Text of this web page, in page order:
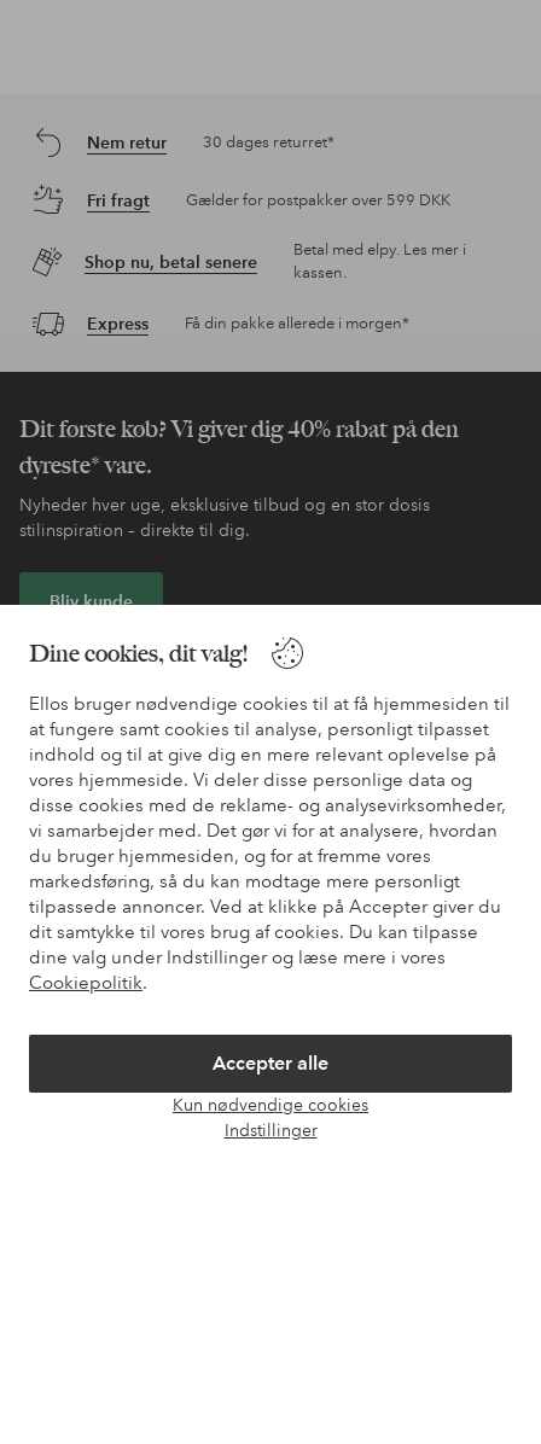
Dine cookies, dit valg!
Ellos bruger nødvendige cookies til at få hjemmesiden til
at fungere samt cookies til analyse, personligt tilpasset
indhold og til at give dig en mere relevant oplevelse på
vores hjemmeside. Vi deler disse personlige data og
disse cookies med de reklame- og analysevirksomheder,
vi samarbejder med. Det gør vi for at analysere, hvordan
du bruger hjemmesiden, og for at fremme vores
markedsføring, så du kan modtage mere personligt
tilpassede annoncer. Ved at klikke på Accepter giver du
dit samtykke til vores brug af cookies. Du kan tilpasse
dine valg under Indstillinger og læse mere i vores
Cookiepolitik.
Accepter alle
Kun nødvendige cookies
Indstillinger
Nem retur 30 dages returret*
Fri fragt Gælder for postpakker over 599 DKK
Shop nu, betal senere
Betal med elpy. Les mer i
kassen.
Express Få din pakke allerede i morgen*
Dit første køb? Vi giver dig 40% rabat på den
dyreste* vare.
Nyheder hver uge, eksklusive tilbud og en stor dosis
stilinspiration – direkte til dig.
Bliv kunde
* Se tilbudsbetingelser ved registrering
Har du brug for hjælp?
Du kan finde svar på de oftest stillede spørgsmål i vores FAQ.
Du kan også finde oplysninger om, hvordan du kontakter os.
Kundeservice Bestilling Betalingsmåde
Mine sider
Om Ellos